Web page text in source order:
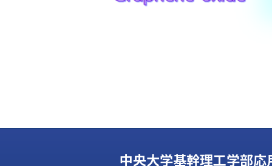
中央大学基幹理工学部応